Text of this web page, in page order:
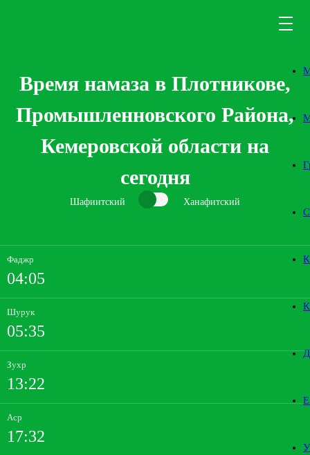
Время намаза в Плотникове,
Промышленновcкого Района,
Кемеровской области на
сегодня
Шафиитский Ханафитский
Фаджр
04:05
Шурук
05:35
Зухр
13:22
Аср
17:32